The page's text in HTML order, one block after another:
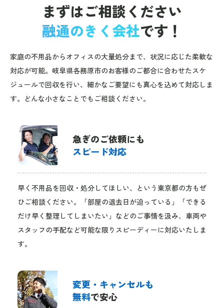
まずはご相談ください
融通のきく会社です！
家庭の不用品からオフィスの大量処分まで、状況に応じた柔軟な
対応が可能。岐阜県各務原市のお客様のご都合に合わせたスケ
ジュールで回収を行い、細かなご要望にも真心を込めて対応しま
す。どんな小さなことでもご相談ください。
急ぎのご依頼にも
スピード対応
早く不用品を回収・処分してほしい、という東京都の方もぜ
ひご相談ください。「部屋の退去日が迫っている」「できる
だけ早く整理してしまいたい」などのご事情を汲み、車両や
スタッフの手配など可能な限りスピーディーに対応いたしま
す。
変更・キャンセルも
無料で安心